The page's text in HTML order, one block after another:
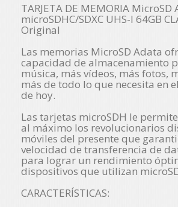
TARJETA DE MEMORIA MicroSD
microSDHC/SDXC UHS-I 64GB
Original
Las memorias MicroSD Adata
capacidad de almacenamiento
música, más vídeos, más fotos,
más de todo lo que necesita en
de hoy.
Las tarjetas microSDH le
al máximo los revolucionarios
móviles del presente que
velocidad de transferencia de
para lograr un rendimiento
dispositivos que utilizan
CARACTERÍSTICAS: